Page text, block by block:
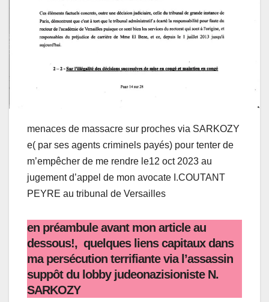
menaces de massacre sur proches via SARKOZY
e( par ses agents criminels payés) pour tenter de
m’empêcher de me rendre le12 oct 2023 au
jugement d’appel de mon avocate I.COUTANT
PEYRE au tribunal de Versailles
en préambule avant mon article au
dessous!, quelques liens capitaux dans
ma persécution terrifiante via l’assassin
suppôt du lobby judeonazisioniste N.
SARKOZY